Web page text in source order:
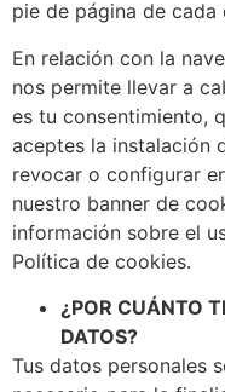
pie de página de cada
En relación con la
nos permite llevar a
es tu consentimiento,
aceptes la instalación
revocar o configurar
nuestro banner de
información sobre el
Política de cookies.
¿POR CUÁNTO
DATOS?
Tus datos personales